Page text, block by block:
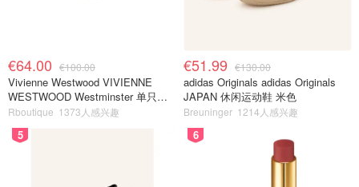
€64.00 €100.00
Vivienne Westwood VIVIENNE
WESTWOOD Westminster 单只耳
环
Rboutique 1373人感兴趣
€51.99 €130.00
adidas Originals adidas Originals
JAPAN 休闲运动鞋 米色
Breuninger 1214人感兴趣
5 6